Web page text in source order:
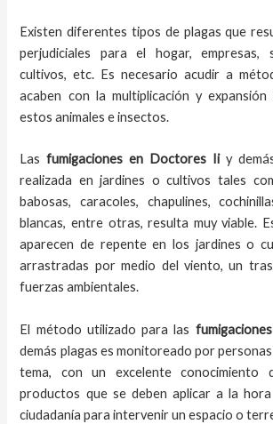
Existen diferentes tipos de plagas que
perjudiciales para el hogar, empresas,
cultivos, etc. Es necesario acudir a
acaben con la multiplicación y
estos animales e insectos.
Las fumigacionesen Doctores Ii y
realizada en jardines o cultivos tales
babosas, caracoles, chapulines,
blancas, entre otras, resulta muy viable.
aparecen de repente en los jardines o
arrastradas por medio del viento, un
fuerzas ambientales.
El método utilizado para las
demás plagas es monitoreado por
tema, con un excelente conocimiento
productos que se deben aplicar a la
ciudadanía para intervenir un espacio o